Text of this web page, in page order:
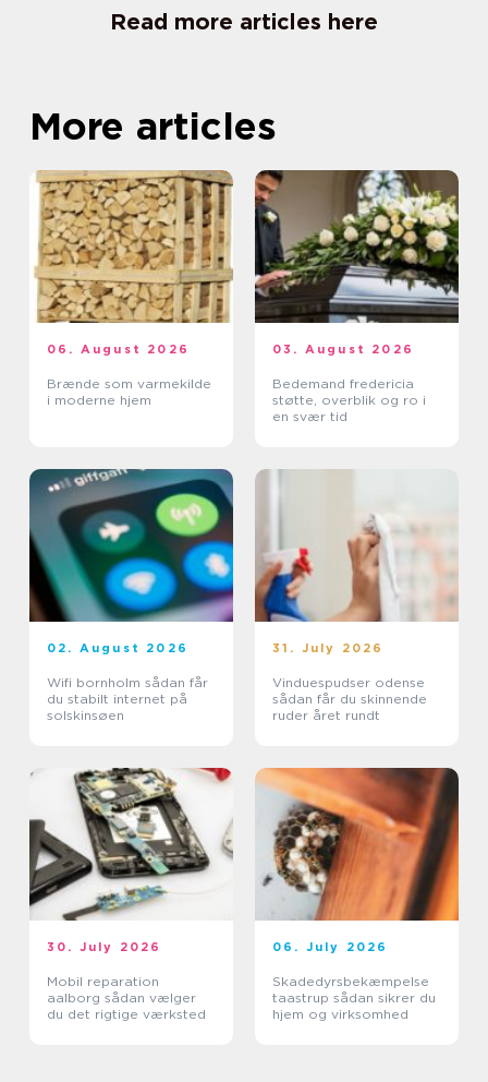
Read more articles here
More articles
06. August 2026
Brænde som varmekilde
i moderne hjem
03. August 2026
Bedemand fredericia
støtte, overblik og ro i
en svær tid
02. August 2026
Wifi bornholm sådan får
du stabilt internet på
solskinsøen
31. July 2026
Vinduespudser odense
sådan får du skinnende
ruder året rundt
30. July 2026
Mobil reparation
aalborg sådan vælger
du det rigtige værksted
06. July 2026
Skadedyrsbekæmpelse
taastrup sådan sikrer du
hjem og virksomhed